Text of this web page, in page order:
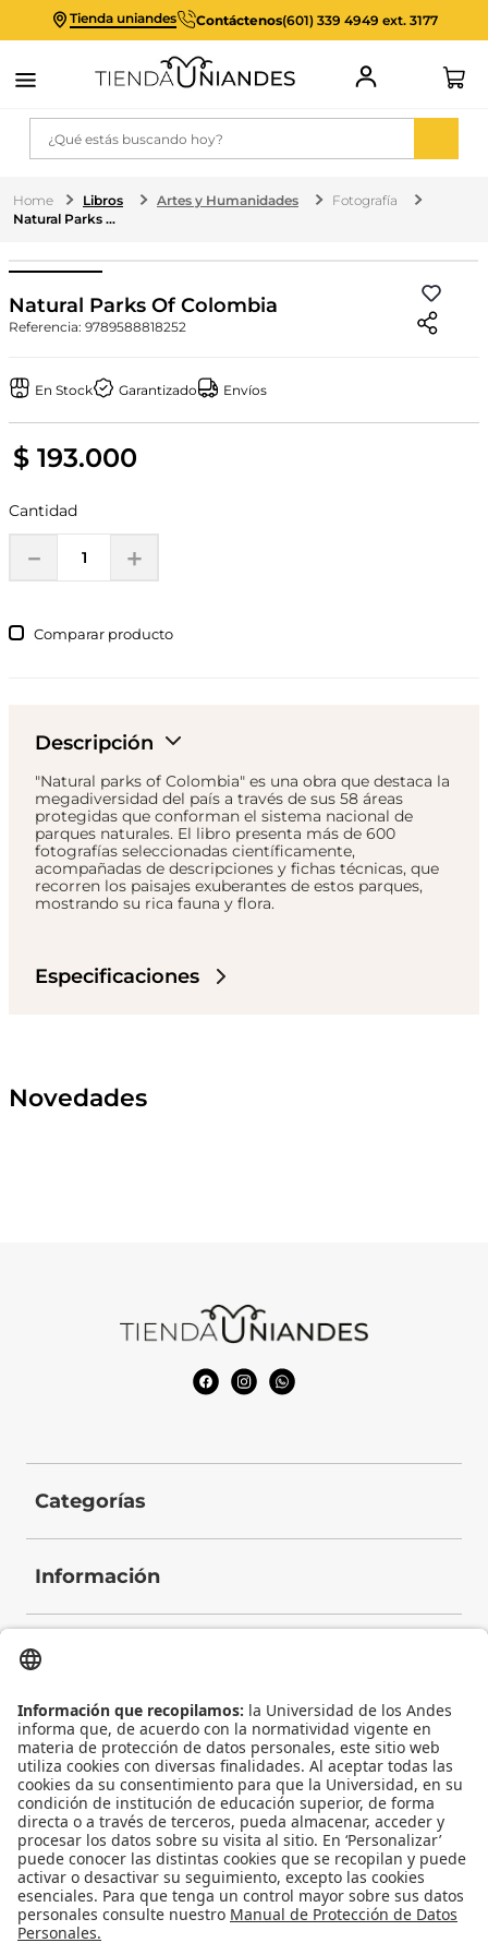
Tienda uniandes Contáctenos(601) 339 4949 ext. 3177
¿Qué estás buscando hoy?
Libros Artes y Humanidades
Fotografía
Natural Parks Of Colombia
Natural Parks Of Colombia
Referencia: 9789588818252
En Stock Garantizado Envíos
$ 193.000
Cantidad
＋
－
Comparar
Descripción
"Natural parks of Colombia" es una obra que destaca la
megadiversidad del país a través de sus 58 áreas
protegidas que conforman el sistema nacional de
parques naturales. El libro presenta más de 600
fotografías seleccionadas científicamente,
acompañadas de descripciones y fichas técnicas, que
recorren los paisajes exuberantes de estos parques,
mostrando su rica fauna y flora.
Especificaciones
Novedades
Categorías
Información
Contacto
Universidad de los Andes | Vigilada Mineducación
Reconocimiento como Universidad: Decreto 1297 del 30 de mayo de 1964.
Reconocimiento personería jurídica: Resolución 28 del 23 de febrero de 1949